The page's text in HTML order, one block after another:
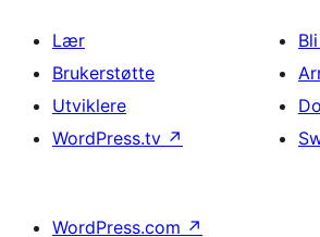
Lær
Brukerstøtte
Utviklere
WordPress.tv ↗
WordPress.com ↗